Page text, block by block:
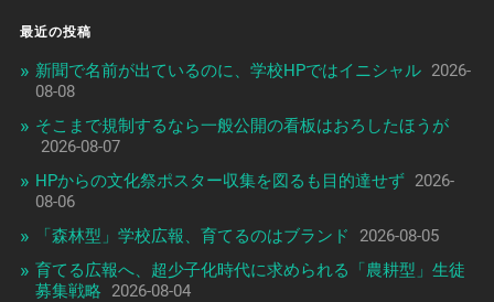
最近の投稿
新聞で名前が出ているのに、学校HPではイニシャル 2026-
08-08
そこまで規制するなら一般公開の看板はおろしたほうが
2026-08-07
HPからの文化祭ポスター収集を図るも目的達せず 2026-
08-06
「森林型」学校広報、育てるのはブランド
2026-08-05
育てる広報へ、超少子化時代に求められる「農耕型」生徒
募集戦略
2026-08-04